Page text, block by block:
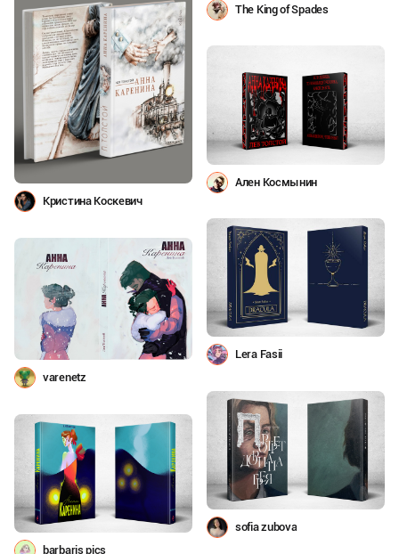
The King of Spades
Кристина Коскевич
Ален Космынин
Lera Fasii
varenetz
sofia zubova
barbaris pics